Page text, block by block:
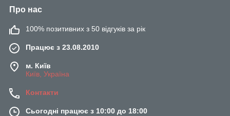
Про нас
100% позитивних з 50 відгуків за рік
Працює з 23.08.2010
м. Київ
Київ, Україна
Контакти
Сьогодні працює з 10:00 до 18:00